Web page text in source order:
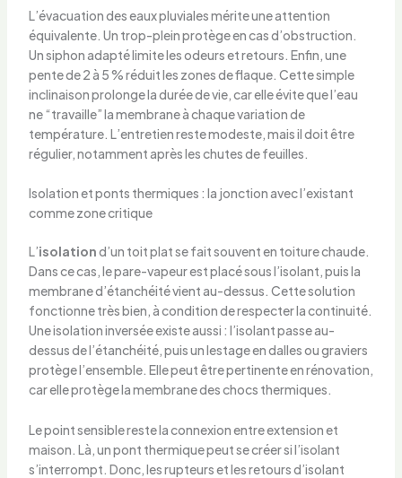
L’évacuation des eaux pluviales mérite une attention
équivalente. Un trop-plein protège en cas d’obstruction.
Un siphon adapté limite les odeurs et retours. Enfin, une
pente de 2 à 5 % réduit les zones de flaque. Cette simple
inclinaison prolonge la durée de vie, car elle évite que l’eau
ne “travaille” la membrane à chaque variation de
température. L’entretien reste modeste, mais il doit être
régulier, notamment après les chutes de feuilles.
Isolation et ponts thermiques : la jonction avec l’existant
comme zone critique
L’isolationd’un toit plat se fait souvent en toiture chaude.
Dans ce cas, le pare-vapeur est placé sous l’isolant, puis la
membrane d’étanchéité vient au-dessus. Cette solution
fonctionne très bien, à condition de respecter la continuité.
Une isolation inversée existe aussi : l’isolant passe au-
dessus de l’étanchéité, puis un lestage en dalles ou graviers
protège l’ensemble. Elle peut être pertinente en rénovation,
car elle protège la membrane des chocs thermiques.
Le point sensible reste la connexion entre extension et
maison. Là, un pont thermique peut se créer si l’isolant
s’interrompt. Donc, les rupteurs et les retours d’isolant